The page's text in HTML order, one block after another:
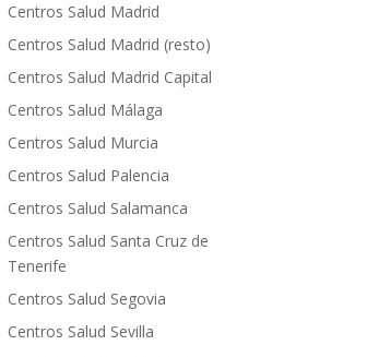
Centros Salud Madrid
Centros Salud Madrid (resto)
Centros Salud Madrid Capital
Centros Salud Málaga
Centros Salud Murcia
Centros Salud Palencia
Centros Salud Salamanca
Centros Salud Santa Cruz de
Tenerife
Centros Salud Segovia
Centros Salud Sevilla